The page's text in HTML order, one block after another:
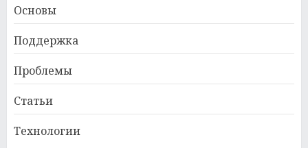
Основы
Поддержка
Проблемы
Статьи
Технологии